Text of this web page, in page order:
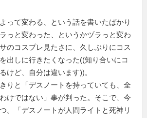
って変わる、という話を書いたばかり
っと変わった、というかヅラっと変わ
のコスプレ見たさに、久しぶりにコス
出しに行きたくなった((知り合いにコ
けど、自分は違います))。
りと「デスノートを持っていても、全
けではない」事が判った。そこで、今
。「デスノートが人間ライトと死神リ